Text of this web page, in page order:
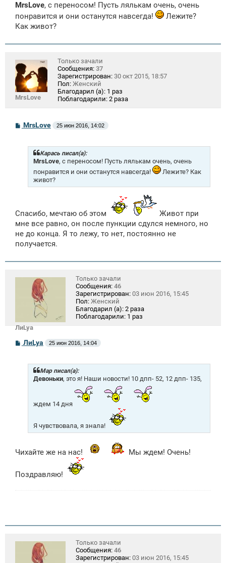
б
щ
е
е
MrsLove, с переносом! Пусть лялькам очень, очень
понравится и они останутся навсегда!
Лежите?
Как живот?
MrsLove
Только зачали
Сообщения: 37
Зарегистрирован: 30 окт 2015, 18:57
Пол: Женский
Благодарил (а): 1 раз
Поблагодарили: 2 раза
СMrsLove 25 июн 2016, 14:02
Карась писал(а):
MrsLove, с переносом! Пусть лялькам очень, очень
понравится и они останутся навсегда!
Лежите? Как
живот?
Спасибо, мечтаю об этом
Живот при
мне все равно, он после пункции сдулся немного, но
не до конца. Я то лежу, то нет, постоянно не
получается.
ЛиLya
Только зачали
Сообщения: 46
Зарегистрирован: 03 июн 2016, 15:45
Пол: Женский
Благодарил (а): 2 раза
Поблагодарили: 1 раз
С
ЛиLya 25 июн 2016, 14:04
Mар писал(а):
Девоньки, это я! Наши новости! 10 дпп- 52, 12 дпп- 135,
ждем 14 дня
Я чувствовала, я знала!
Чихайте же на нас! Мы ждем! Очень!
Поздравляю!
Только зачали
Сообщения: 46
Зарегистрирован: 03 июн 2016, 15:45